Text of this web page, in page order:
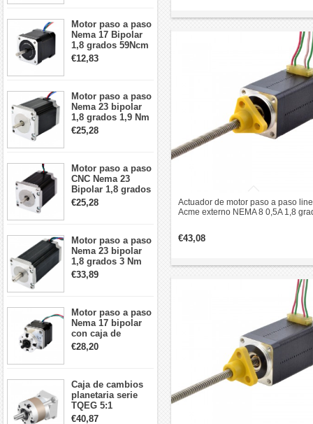
Motor paso a paso
Nema 17 Bipolar
1,8 grados 59Ncm
2A 42x48mm 4
cables compatible
€12,83
Motor paso a paso
Nema 23 bipolar
1,8 grados 1,9 Nm
2,8 A 3,2 V
57x57x76mm 4
€25,28
Motor paso a paso
CNC Nema 23
Bipolar 1,8 grados
1,9 Nm 3A 3,36 V
57x57x76mm 4
€25,28
Motor paso a paso
Nema 23 bipolar
1,8 grados 3 Nm
4,2A 57x57x114mm
motor paso a paso
€33,89
Motor paso a paso
Nema 17 bipolar
con caja de
cambios planetaria
5:1 longitud 33mm
Robot CNC DIY
€28,20
Caja de cambios
planetaria serie
TQEG 5:1
contragolpe 15
€40,87
Actuador de motor paso a paso
Acme externo NEMA 8 0,5A 1,8
€43,08